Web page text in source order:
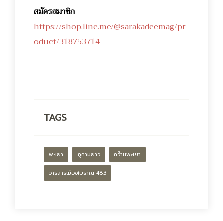
สมัครสมาชิก
https://shop.line.me/@sarakadeemag/pr
oduct/318753714
TAGS
พะเยา ภูกามยาว กว๊านพะเยา
วารสารเมืองโบราณ 48.3